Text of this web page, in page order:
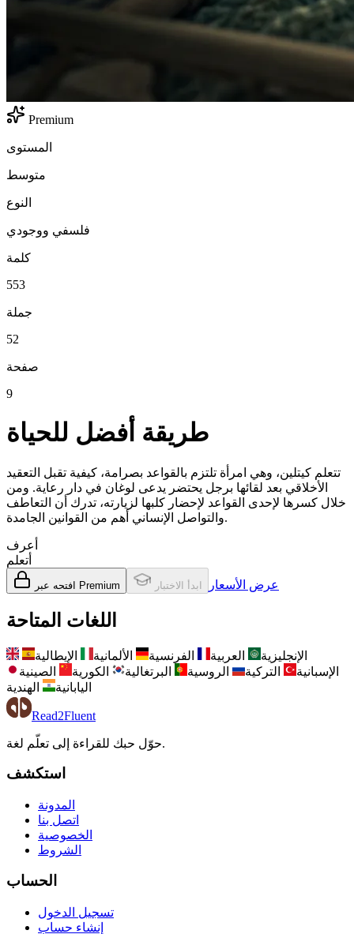
Premium
المستوى
متوسط
النوع
فلسفي ووجودي
كلمة
553
جملة
52
صفحة
9
طريقة أفضل للحياة
تتعلم كيتلين، وهي امرأة تلتزم بالقواعد بصرامة، كيفية تقبل التعقيد
الأخلاقي بعد لقائها برجل يحتضر يدعى لوغان في دار رعاية. ومن
خلال كسرها لإحدى القواعد لإحضار كلبها لزيارته، تدرك أن التعاطف
والتواصل الإنساني أهم من القوانين الجامدة.
أعرف
أتعلم
افتحه عبر Premium ابدأ الاختبار عرض الأسعار
اللغات المتاحة
الإنجليزية العربية الفرنسية الألمانية
الإيطالية
الإسبانية
التركية الروسية البرتغالية الكورية
الصينية
اليابانية
الهندية
Read2Fluent
حوّل حبك للقراءة إلى تعلّم لغة.
استكشف
المدونة
اتصل بنا
الخصوصية
الشروط
الحساب
تسجيل الدخول
إنشاء حساب